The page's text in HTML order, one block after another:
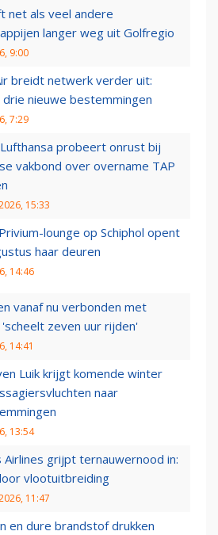
net als veel andere
langer weg uit Golfregio
9:00
breidt netwerk verder uit:
nieuwe bestemmingen
7:29
probeert onrust bij
vakbond over overname TAP
15:33
lounge op Schiphol opent
haar deuren
14:46
vanaf nu verbonden met
zeven uur rijden'
14:41
Luik krijgt komende winter
naar
13:54
Airlines grijpt ternauwernood in:
vlootuitbreiding
11:47
en dure brandstof drukken